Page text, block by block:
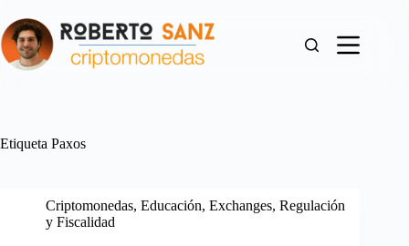
al
contenido
Etiqueta Paxos
Criptomonedas, Educación, Exchanges, Regulación
y Fiscalidad